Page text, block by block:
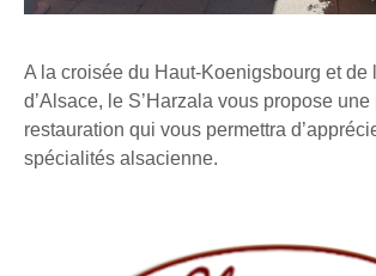
A la croisée du Haut-Koenigsbourg et de
d’Alsace, le S’Harzala vous propose une
restauration qui vous permettra
spécialités alsacienne.